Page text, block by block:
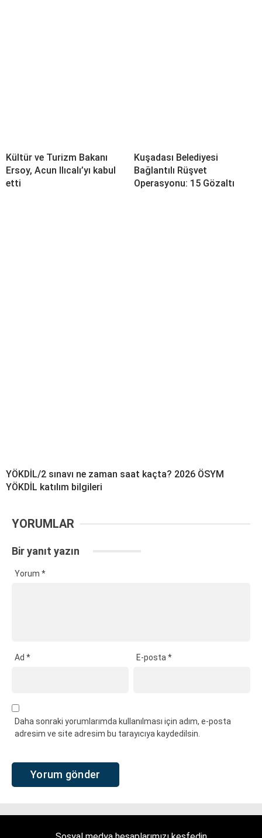
Kültür ve Turizm Bakanı
Ersoy, Acun Ilıcalı’yı kabul
etti
Kuşadası Belediyesi
Bağlantılı Rüşvet
Operasyonu: 15 Gözaltı
YÖKDİL/2 sınavı ne zaman saat kaçta? 2026 ÖSYM
YÖKDİL katılım bilgileri
YORUMLAR
Bir yanıt yazın
Yorum *
Ad * E-posta*
Daha sonraki yorumlarımda kullanılması için adım, e-posta
adresim ve site adresim bu tarayıcıya kaydedilsin.